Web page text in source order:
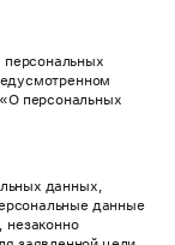
персональных
данных,
данные